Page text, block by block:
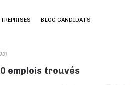
BLOG CANDIDATS
emplois trouvés